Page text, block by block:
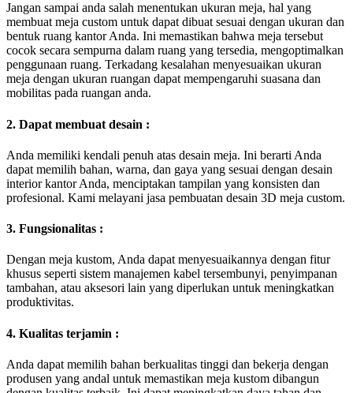
Jangan sampai anda salah menentukan ukuran meja, hal yang
membuat meja custom untuk dapat dibuat sesuai dengan ukuran dan
bentuk ruang kantor Anda. Ini memastikan bahwa meja tersebut
cocok secara sempurna dalam ruang yang tersedia, mengoptimalkan
penggunaan ruang. Terkadang kesalahan menyesuaikan ukuran
meja dengan ukuran ruangan dapat mempengaruhi suasana dan
mobilitas pada ruangan anda.
2. Dapat membuat desain :
Anda memiliki kendali penuh atas desain meja. Ini berarti Anda
dapat memilih bahan, warna, dan gaya yang sesuai dengan desain
interior kantor Anda, menciptakan tampilan yang konsisten dan
profesional. Kami melayani jasa pembuatan desain 3D meja custom.
3. Fungsionalitas :
Dengan meja kustom, Anda dapat menyesuaikannya dengan fitur
khusus seperti sistem manajemen kabel tersembunyi, penyimpanan
tambahan, atau aksesori lain yang diperlukan untuk meningkatkan
produktivitas.
4. Kualitas terjamin :
Anda dapat memilih bahan berkualitas tinggi dan bekerja dengan
produsen yang andal untuk memastikan meja kustom dibangun